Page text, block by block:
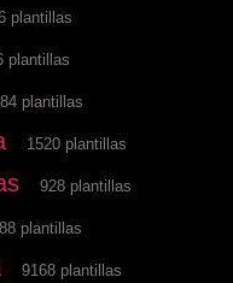
plantillas
plantillas
plantillas
1520 plantillas
928 plantillas
plantillas
9168 plantillas